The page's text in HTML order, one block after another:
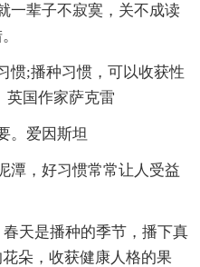
一辈子不寂寞，关不成读
惯;播种习惯，可以收获性
英国作家萨克雷
。爱因斯坦
潭，好习惯常常让人受益
天是播种的季节，播下真
朵，收获健康人格的果